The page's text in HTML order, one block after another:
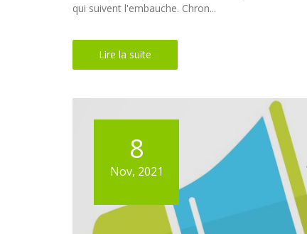
qui suivent l'embauche. Chron...
Lire la suite
8
Nov, 2021